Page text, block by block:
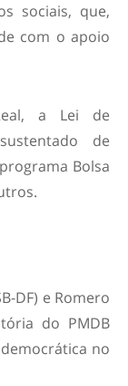
sociais, que,
com o apoio
a Lei de
de
Bolsa
DF) e Romero
do PMDB
no